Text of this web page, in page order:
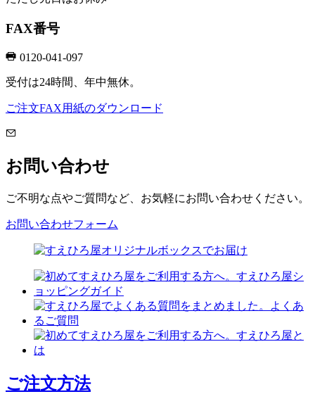
FAX番号
0120-041-097
受付は24時間、年中無休。
ご注文FAX用紙のダウンロード
お問い合わせ
ご不明な点やご質問など、お気軽にお問い合わせください。
お問い合わせフォーム
ご注文方法